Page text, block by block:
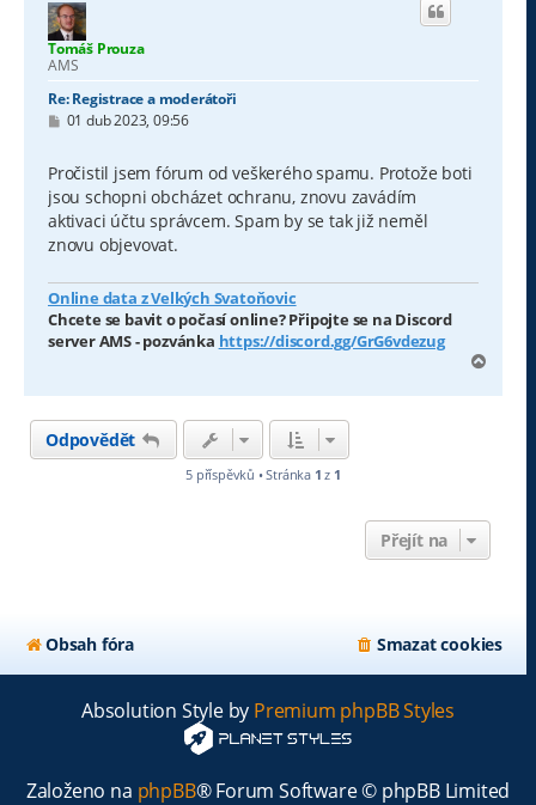
Tomáš Prouza
AMS
Re: Registrace a moderátoři
P
s
p
ě
v
k
01 dub 2023, 09:56
Pročistil jsem fórum od veškerého spamu. Protože boti
jsou schopni obcházet ochranu, znovu zavádím
aktivaci účtu správcem. Spam by se tak již neměl
znovu objevovat.
Online data z Velkých Svatoňovic
Chcete se bavit o počasí online? Připojte se na Discord
server AMS - pozvánka https://discord.gg/GrG6vdezug
h
Odpovědět
5 příspěvků • Stránka 1 z 1
Přejít na
Obsah fóra Smazat cookies
Absolution Style by Premium phpBB Styles
Založeno na phpBB® Forum Software © phpBB Limited